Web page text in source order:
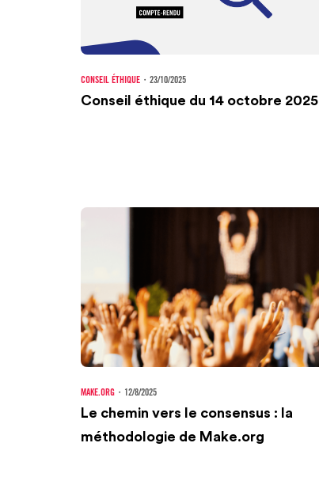
CONSEIL ÉTHIQUE ・ 23/10/2025
Conseil éthique du 14 octobre 2025
MAKE.ORG ・ 12/8/2025
Le chemin vers le consensus : la
méthodologie de Make.org